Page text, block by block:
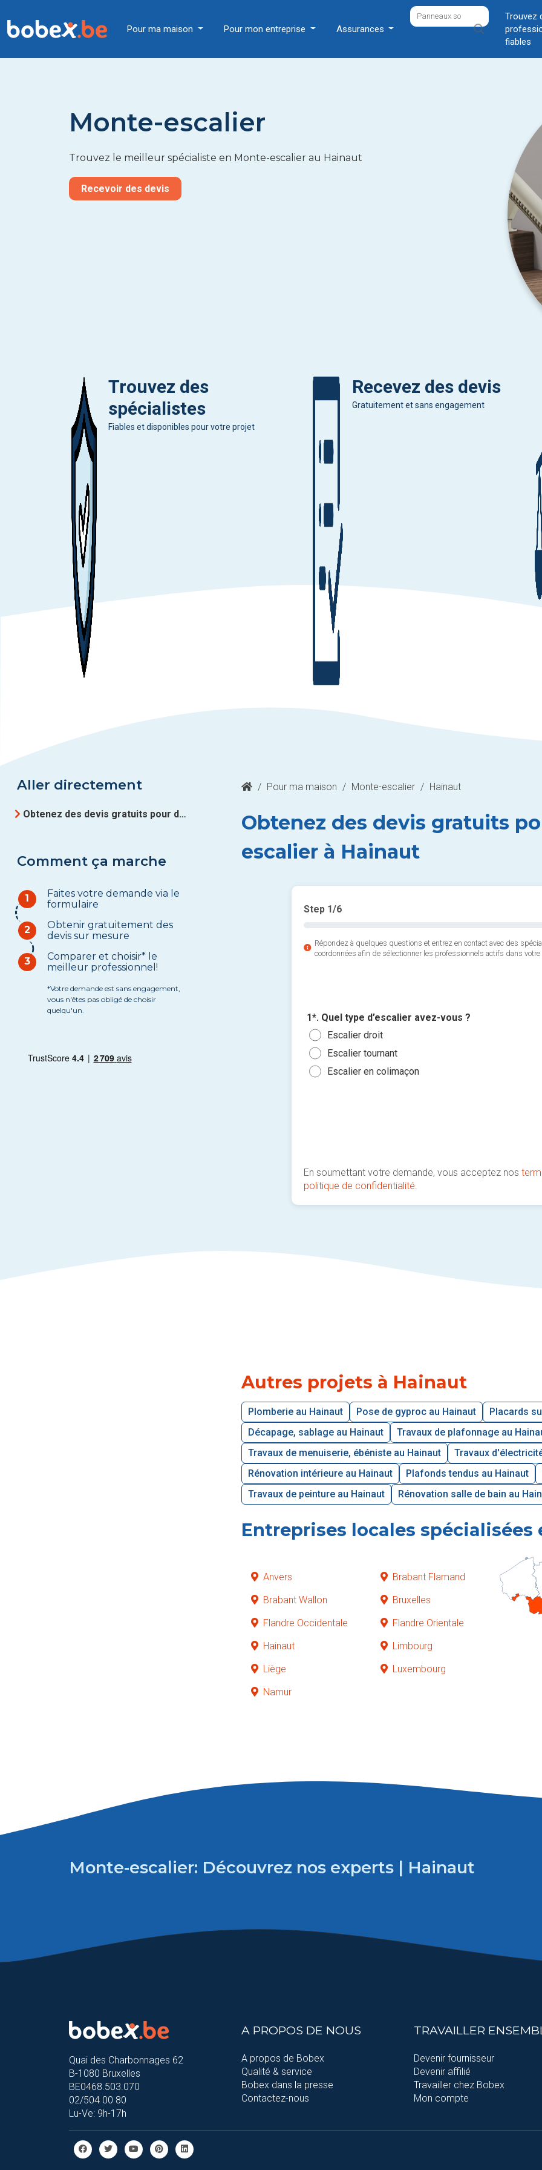
Pour ma maison Pour mon entreprise Assurances
Trouvez
fiables
Monte-escalier
Trouvez le meilleur spécialiste en Monte-escalier au Hainaut
Recevoir des devis
Trouvez des
spécialistes
Fiables et disponibles pour votre projet
Recevez des devis
Gratuitement et sans engagement
Aller directement
Obtenez des devis gratuits pour des Monte-escalier à Hainaut
Comment ça marche
1
Faites votre demande via le
formulaire
2
Obtenir gratuitement des
devis sur mesure
3
Comparer et choisir* le
meilleur professionnel!
*Votre demande est sans engagement,
vous n'êtes pas obligé de choisir
quelqu'un.
/ Pour ma maison / Monte-escalier / Hainaut
Obtenez des devis gratuits
escalier à Hainaut
Step 1/6
Répondez à quelques questions et entrez en contact avec des
coordonnées afin de sélectionner les professionnels actifs dans votre
1*. Quel type d’escalier avez-vous ?
Escalier droit
Escalier tournant
Escalier en colimaçon
En soumettant votre demande, vous acceptez nos
politique de confidentialité.
Autres projets à Hainaut
Plomberie au Hainaut Pose de gyproc au Hainaut
Placards
Décapage, sablage au Hainaut
Travaux de plafonnage au
Travaux de menuiserie, ébéniste au Hainaut
Travaux
Rénovation intérieure au Hainaut
Plafonds tendus au Hainaut
Travaux de peinture au Hainaut
Rénovation salle de bain au
Entreprises locales spécialisées
Anvers
Brabant Flamand
Brabant Wallon
Bruxelles
Flandre Occidentale
Flandre Orientale
Hainaut
Limbourg
Liège
Luxembourg
Namur
Monte-escalier: Découvrez nos experts | Hainaut
Quai des Charbonnages 62
B-1080 Bruxelles
BE0468.503.070
02/504 00 80
Lu-Ve: 9h-17h
A PROPOS DE NOUS
A propos de Bobex
Qualité & service
Bobex dans la presse
Contactez-nous
TRAVAILLER
Devenir fournisseur
Devenir affilié
Travailler chez Bobex
Mon compte